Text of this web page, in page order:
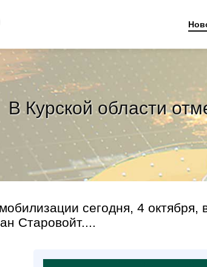
В Курской области
сегодня, 4 октября,
Старовойт....